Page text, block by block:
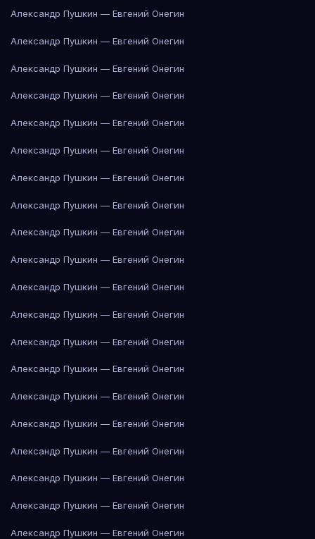
Александр Пушкин — Евгений Онегин
Александр Пушкин — Евгений Онегин
Александр Пушкин — Евгений Онегин
Александр Пушкин — Евгений Онегин
Александр Пушкин — Евгений Онегин
Александр Пушкин — Евгений Онегин
Александр Пушкин — Евгений Онегин
Александр Пушкин — Евгений Онегин
Александр Пушкин — Евгений Онегин
Александр Пушкин — Евгений Онегин
Александр Пушкин — Евгений Онегин
Александр Пушкин — Евгений Онегин
Александр Пушкин — Евгений Онегин
Александр Пушкин — Евгений Онегин
Александр Пушкин — Евгений Онегин
Александр Пушкин — Евгений Онегин
Александр Пушкин — Евгений Онегин
Александр Пушкин — Евгений Онегин
Александр Пушкин — Евгений Онегин
Александр Пушкин — Евгений Онегин